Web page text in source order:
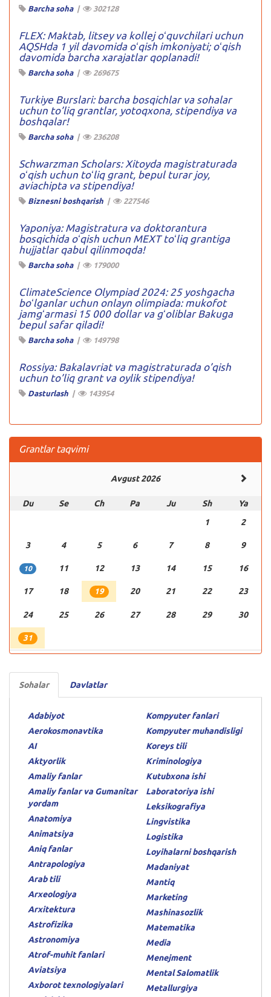
Barcha soha| 302128
FLEX: Maktab, litsey va kollej oʻquvchilari uchun
AQSHda 1 yil davomida oʻqish imkoniyati; oʻqish
davomida barcha xarajatlar qoplanadi!
Barcha soha| 269675
Turkiye Burslari: barcha bosqichlar va sohalar
uchun to’liq grantlar, yotoqxona, stipendiya va
boshqalar!
Barcha soha| 236208
Schwarzman Scholars: Xitoyda magistraturada
oʻqish uchun toʻliq grant, bepul turar joy,
aviachipta va stipendiya!
Biznesni boshqarish | 227546
Yaponiya: Magistratura va doktorantura
bosqichida oʻqish uchun MEXT toʻliq grantiga
hujjatlar qabul qilinmoqda!
Barcha soha| 179000
ClimateScience Olympiad 2024: 25 yoshgacha
boʻlganlar uchun onlayn olimpiada: mukofot
jamgʻarmasi 15 000 dollar va gʻoliblar Bakuga
bepul safar qiladi!
Barcha soha| 149798
Rossiya: Bakalavriat va magistraturada o’qish
uchun to’liq grant va oylik stipendiya!
Dasturlash | 143954
Grantlar taqvimi
Avgust 2026
Du Se Ch Pa Ju Sh
Ya
1
2
3 4 5 6 7 8 9
10 11 12 13 14 15 16
17 18 19 20 21 22 23
24 25 26 27 28 29 30
31
Sohalar Davlatlar
Adabiyot
Aerokosmonavtika
AI
Aktyorlik
Amaliy fanlar
Amaliy fanlar va Gumanitar
yordam
Anatomiya
Animatsiya
Aniq fanlar
Antrapologiya
Arab tili
Arxeologiya
Arxitektura
Astrofizika
Astronomiya
Atrof-muhit fanlari
Aviatsiya
Axborot texnologiyalari
Kompyuter fanlari
Kompyuter muhandisligi
Koreys tili
Kriminologiya
Kutubxona ishi
Laboratoriya ishi
Leksikografiya
Lingvistika
Logistika
Loyihalarni boshqarish
Madaniyat
Mantiq
Marketing
Mashinasozlik
Matematika
Media
Menejment
Mental Salomatlik
Metallurgiya